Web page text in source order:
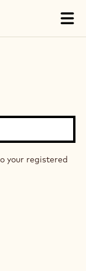
your registered